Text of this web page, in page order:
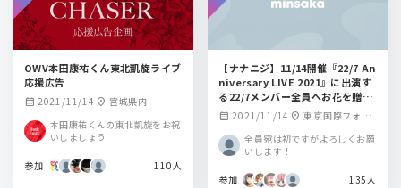
OWV本田康祐くん東北凱旋ライブ
応援広告
calendar_month 2021/11/14 location_on 宮城県内
本田康祐くんの東北凱旋をお祝
いしましょう
参加 110人
【ナナニジ】11/14開催『22/7 An
niversary LIVE 2021』に出演す
る22/7メンバー全員へお花を贈ろ
う！
calendar_month 2021/11/14 location_on 東京国際フォー
ラム ホールA (飾
るスタジオは別途
全員宛は初ですがよろしくお願
いします！
参加 135人